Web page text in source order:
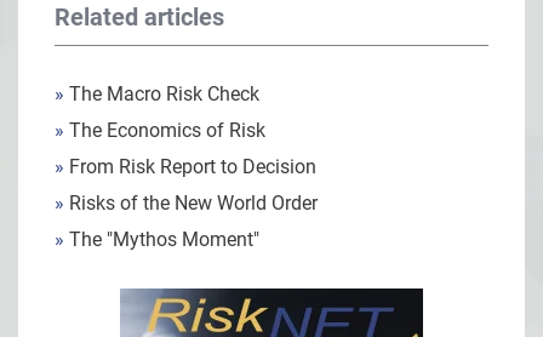
Related articles
» The Macro Risk Check
» The Economics of Risk
» From Risk Report to Decision
» Risks of the New World Order
» The "Mythos Moment"